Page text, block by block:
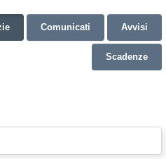
Comunicati Avvisi
Scadenze